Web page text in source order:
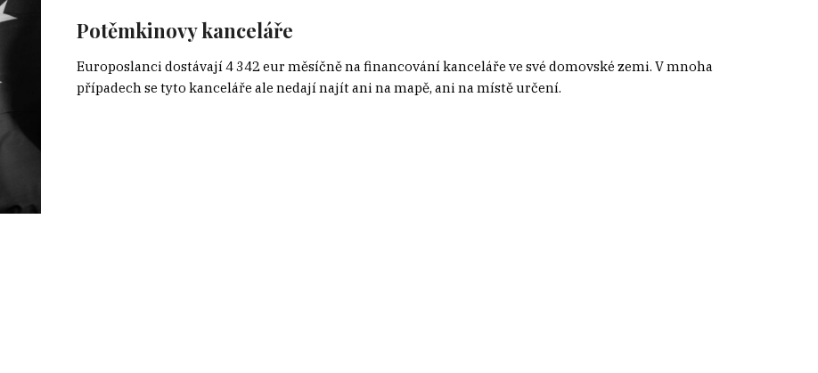
Potěmkinovy kanceláře
Europoslanci dostávají 4 342 eur měsíčně na financování kanceláře ve své domovské zemi. V mnoha
případech se tyto kanceláře ale nedají najít ani na mapě, ani na místě určení.